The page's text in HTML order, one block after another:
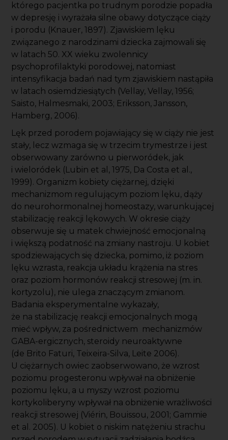
którego pacjentka po trudnym porodzie popadła
w depresję i wyrażała silne obawy dotyczące ciąży
i porodu (Knauer, 1897). Zjawiskiem lęku
związanego z narodzinami dziecka zajmowali się
w latach 50. XX wieku zwolennicy
psychoprofilaktyki porodowej, natomiast
intensyfikacja badań nad tym zjawiskiem nastąpiła
w latach osiemdziesiątych (Vellay, Vellay, 1956;
Saisto, Halmesmaki, 2003; Eriksson, Jansson,
Hamberg, 2006).
Lęk przed porodem pojawiający się w ciąży nie jest
stały, lecz wzmaga się w trzecim trymestrze i jest
obserwowany zarówno u pierworódek, jak
i wieloródek (Lubin et al, 1975, Da Costa et al.,
1999). Organizm kobiety ciężarnej, dzięki
mechanizmom regulującym poziom lęku, dąży
do neurohormonalnej homeostazy, warunkującej
stabilizację reakcji lękowych. W okresie ciąży
obserwuje się u matek chwiejność emocjonalną
i większą podatność na zmiany nastroju. U kobiet
spodziewających się dziecka, pomimo, iż poziom
lęku wzrasta, reakcja układu krążenia na stres
oraz poziom hormonów reakcji stresowej (m. in.
kortyzolu), nie ulega znaczącym zmianom.
Badania eksperymentalne wykazały,
że na stabilizację reakcji emocjonalnych mogą
mieć wpływ, za pośrednictwem mechanizmów
GABA-ergicznych, steroidy neuroaktywne
(de Brito Faturi, Teixeira-Silva, Leite 2006).
U ciężarnych owiec zaobserwowano, że wzrost
poziomu progesteronu wpływał na obniżenie
poziomu lęku, a u myszy wzrost poziomu
kortykoliberyny wpływał na obniżenie wrażliwości
reakcji stresowej (Viérin, Bouissou, 2001; Gammie
et al. 2005). U kobiet o niskim natężeniu strachu